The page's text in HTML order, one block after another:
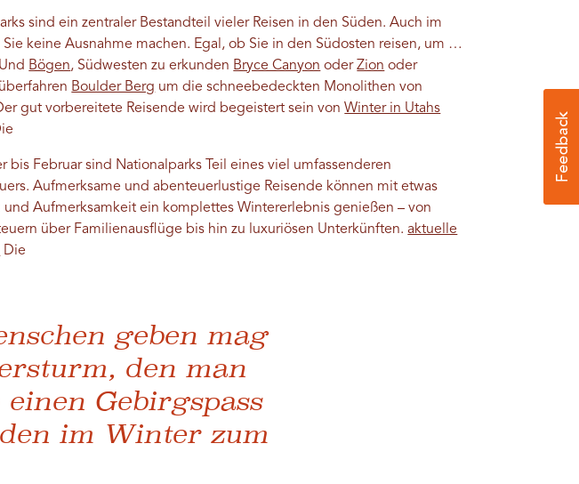
sind ein zentraler Bestandteil vieler Reisen in den Süden. Auch im
keine Ausnahme machen. Egal, ob Sie in den Südosten reisen, um …
Und Bögen, Südwesten zu erkunden Bryce Canyon oderZion oder
Boulder Berg um die schneebedeckten Monolithen von
gut vorbereitete Reisende wird begeistert sein vonWinter in Utahs
bis Februar sind Nationalparks Teil eines viel umfassenderen
Aufmerksame und abenteuerlustige Reisende können mit etwas
und Aufmerksamkeit ein komplettes Wintererlebnis genießen – von
über Familienausflüge bis hin zu luxuriösen Unterkünften.aktuelle
Die
geben mag
den man
Gebirgspass
im Winter zum